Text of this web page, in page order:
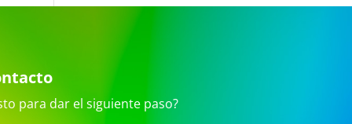
para dar el siguiente paso?